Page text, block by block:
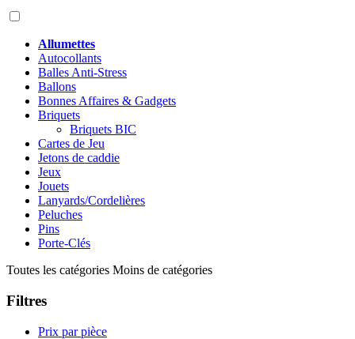
Allumettes
Autocollants
Balles Anti-Stress
Ballons
Bonnes Affaires & Gadgets
Briquets
Briquets BIC
Cartes de Jeu
Jetons de caddie
Jeux
Jouets
Lanyards/Cordelières
Peluches
Pins
Porte-Clés
Toutes les catégories Moins de catégories
Filtres
Prix par pièce